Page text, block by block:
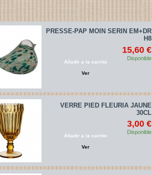
PRESSE-PAP MOIN SERIN EM+DR
H8
15,60 €
Disponible
Añadir a la carrito
Ver
VERRE PIED FLEURIA JAUNE
30CL
3,00 €
Disponible
Añadir a la carrito
Ver